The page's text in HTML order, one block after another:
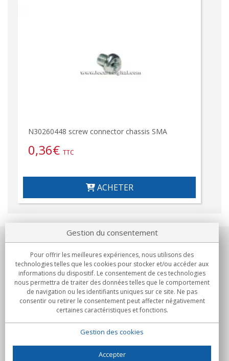
N30260448 screw connector chassis SMA
0,36€ TTC
ACHETER
Notre société
Engagements
Achats
Gestion du consentement
Pour offrir les meilleures expériences, nous utilisons des
technologies telles que les cookies pour stocker et/ou accéder aux
informations du dispositif. Le consentement de ces technologies
nous permettra de traiter des données telles que le comportement
de navigation ou les identifiants uniques sur ce site. Ne pas
consentir ou retirer le consentement peut affecter négativement
certaines caractéristiques et fonctions.
Gestion des cookies
Accepter